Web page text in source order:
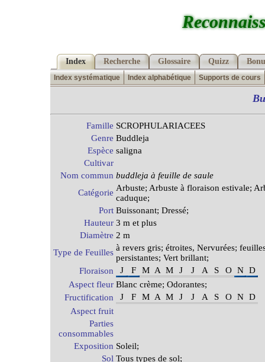
Index Recherche Glossaire Quizz
Index systématique Index alphabétique Supports de cours
Famille SCROPHULARIACEES
Genre Buddleja
Espèce saligna
Cultivar
Nom commun buddleja à feuille de saule
Catégorie Arbuste; Arbuste à floraison estivale;
caduque;
Port Buissonant; Dressé;
Hauteur 3 m et plus
Diamètre 2 m
Type de Feuilles à revers gris; étroites, Nervurées;
persistantes; Vert brillant;
Floraison
J F M A M J J A S O N D
Aspect fleur Blanc crème; Odorantes;
Fructification
J F M A M J J A S O N D
Aspect fruit
Parties
consommables
Exposition Soleil;
Sol Tous types de sol;